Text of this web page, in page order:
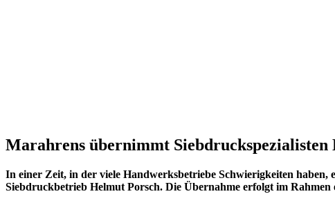
Marahrens übernimmt Siebdruckspezialisten
In einer Zeit, in der viele Handwerksbetriebe Schwierigkeiten
Siebdruckbetrieb Helmut Porsch. Die Übernahme erfolgt im